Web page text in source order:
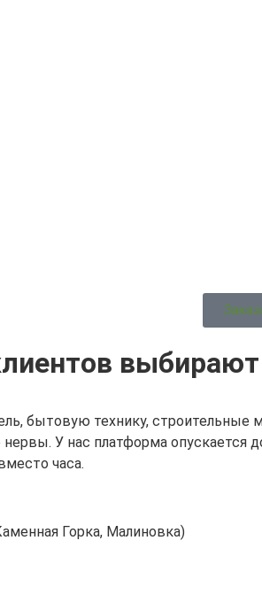
бытовую технику, строительные
У нас платформа опускается
часа.
Горка, Малиновка)